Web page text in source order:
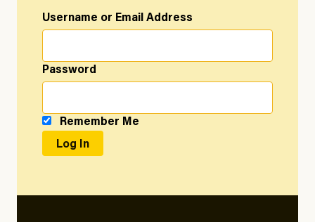
Username or Email Address
Password
Remember Me